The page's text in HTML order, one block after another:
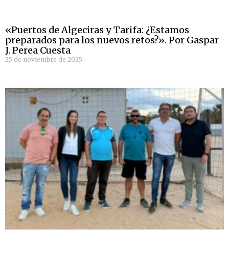
«Puertos de Algeciras y Tarifa: ¿Estamos
preparados para los nuevos retos?». Por Gaspar
J. Perea Cuesta
25 de noviembre de 2025